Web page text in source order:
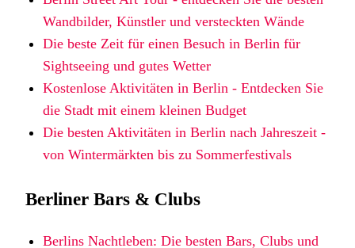
Wandbilder, Künstler und versteckten Wände
Die beste Zeit für einen Besuch in Berlin für
Sightseeing und gutes Wetter
Kostenlose Aktivitäten in Berlin - Entdecken Sie
die Stadt mit einem kleinen Budget
Die besten Aktivitäten in Berlin nach Jahreszeit -
von Wintermärkten bis zu Sommerfestivals
Berliner Bars & Clubs
Berlins Nachtleben: Die besten Bars, Clubs und